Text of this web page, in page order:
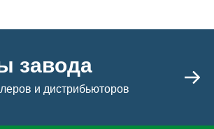
завода
и дистрибьюторов